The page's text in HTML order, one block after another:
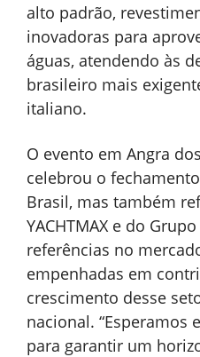
alto padrão,
inovadoras para
águas, atendendo às
brasileiro mais
italiano.
O evento em Angra
celebrou o
Brasil, mas também
YACHTMAX e do
referências no
empenhadas em
crescimento desse
nacional. “Esperamos
para garantir um